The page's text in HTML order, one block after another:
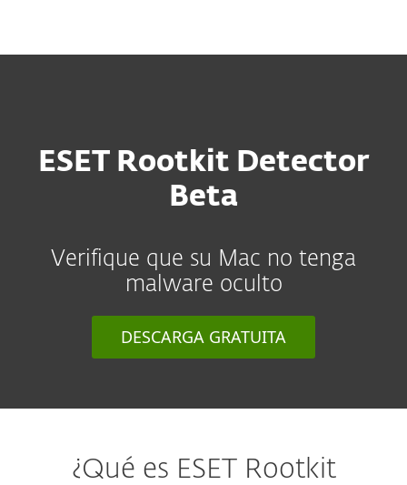
ESET Rootkit Detector
Beta
Verifique que su Mac no tenga
malware oculto
DESCARGA GRATUITA
¿Qué es ESET Rootkit